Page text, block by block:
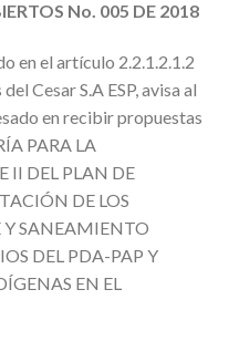
No. 005 DE 2018
en el artículo 2.2.1.2.1.2
Cesar S.A ESP, avisa al
en recibir propuestas
PARA LA
II DEL PLAN DE
DE LOS
Y SANEAMIENTO
DEL PDA-PAP Y
EN EL